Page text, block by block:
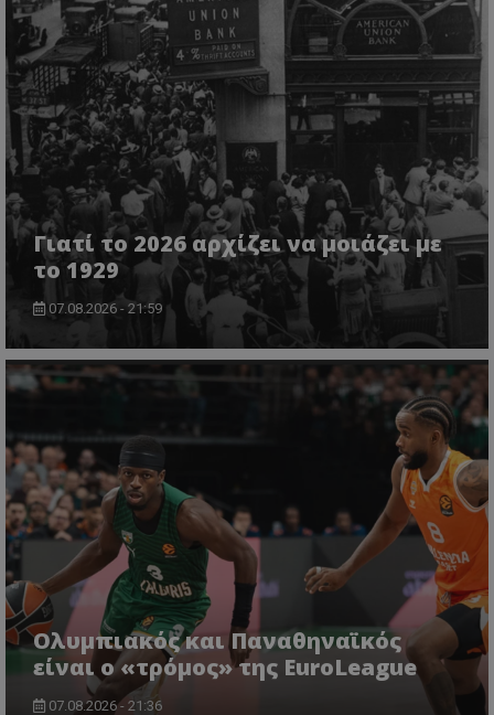
Γιατί το 2026 αρχίζει να μοιάζει με
το 1929
07.08.2026 - 21:59
Ολυμπιακός και Παναθηναϊκός
είναι ο «τρόμος» της EuroLeague
07.08.2026 - 21:36